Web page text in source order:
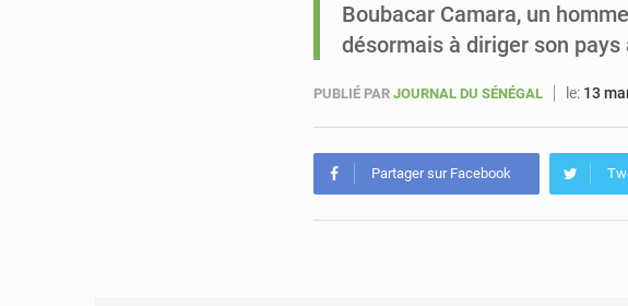
Boubacar Camara, un
désormais à diriger son
PUBLIÉ PAR JOURNAL DU SÉNÉGAL le: 13
Partager sur Facebook